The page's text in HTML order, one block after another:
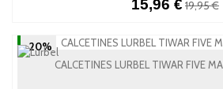
15,96 € 19,95 €
-20%
CALCETINES LURBEL TIWAR FIVE